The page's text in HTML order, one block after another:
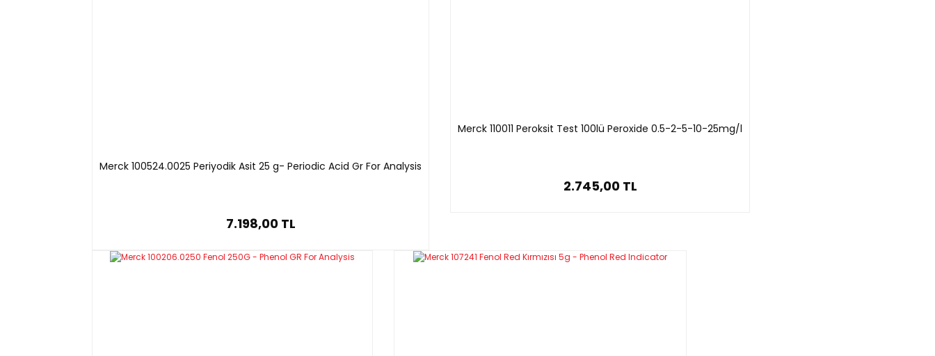
Merck 100524.0025 Periyodik Asit 25 g- Periodic Acid Gr For Analysis
7.198,00 TL
Merck 110011 Peroksit Test 100lü Peroxide 0.5-2-5-10-25mg/l
2.745,00 TL